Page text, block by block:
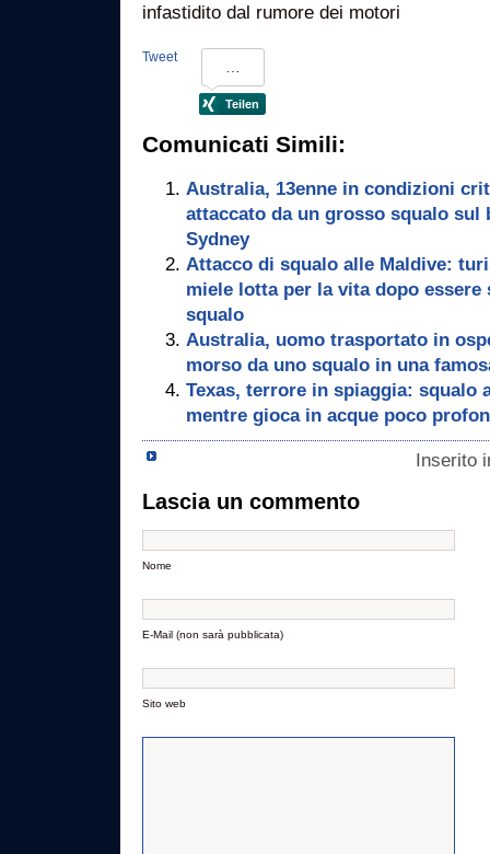
infastidito dal rumore dei motori
Tweet
Comunicati Simili:
Australia, 13enne in condizioni
attaccato da un grosso squalo sul
Sydney
Attacco di squalo alle Maldive:
miele lotta per la vita dopo essere
squalo
Australia, uomo trasportato in
morso da uno squalo in una
Texas, terrore in spiaggia: squalo
mentre gioca in acque poco
Inserito
Lascia un commento
Nome
E-Mail (non sarà pubblicata)
Sito web